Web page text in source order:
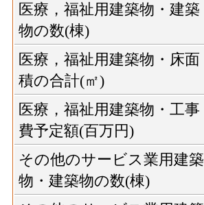
医療，福祉用建築物・建築
物の数(棟)
医療，福祉用建築物・床面
積の合計(㎡)
医療，福祉用建築物・工事
費予定額(百万円)
その他のサービス業用建築
物・建築物の数(棟)